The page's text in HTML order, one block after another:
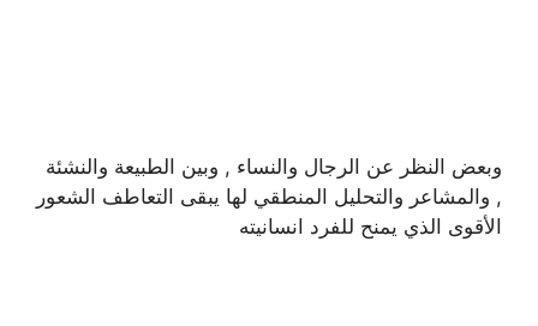
وبعض النظر عن الرجال والنساء , وبين الطبيعة والنشئة
, والمشاعر والتحليل المنطقي لها يبقى التعاطف الشعور
الأقوى الذي يمنح للفرد انسانيته